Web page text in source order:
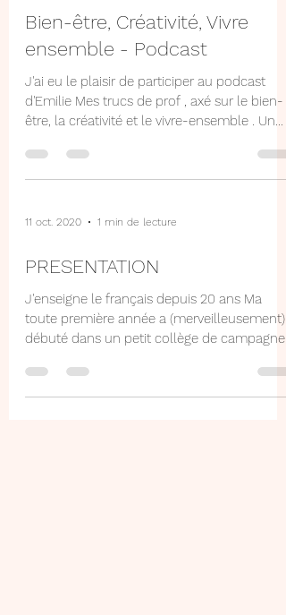
21 juil. 2023 1 min de lecture
Bien-être, Créativité, Vivre
ensemble - Podcast
J'ai eu le plaisir de participer au podcast
être, la créativité et le vivre-ensemble . Un...
11 oct. 2020 1 min de lecture
PRESENTATION
J'enseigne le français depuis 20 ans Ma
débuté dans un petit collège de campagne,
lorsque...